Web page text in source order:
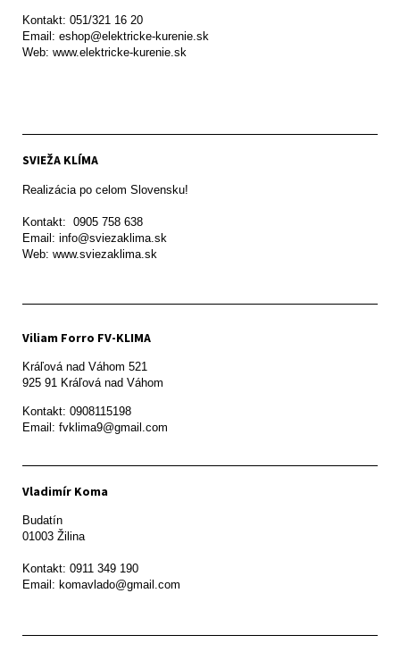
Kontakt: 051/321 16 20
Email: eshop@elektricke-kurenie.sk
Web: www.elektricke-kurenie.sk
SVIEŽA KLÍMA
Realizácia po celom Slovensku!
Kontakt:  0905 758 638
Email: info@sviezaklima.sk
Web: www.sviezaklima.sk
Viliam Forro FV-KLIMA
Kráľová nad Váhom 521
Kontakt: 0908115198
Email: fvklima9@gmail.com
Vladimír Koma
Budatín
01003 Žilina
Kontakt: 0911 349 190